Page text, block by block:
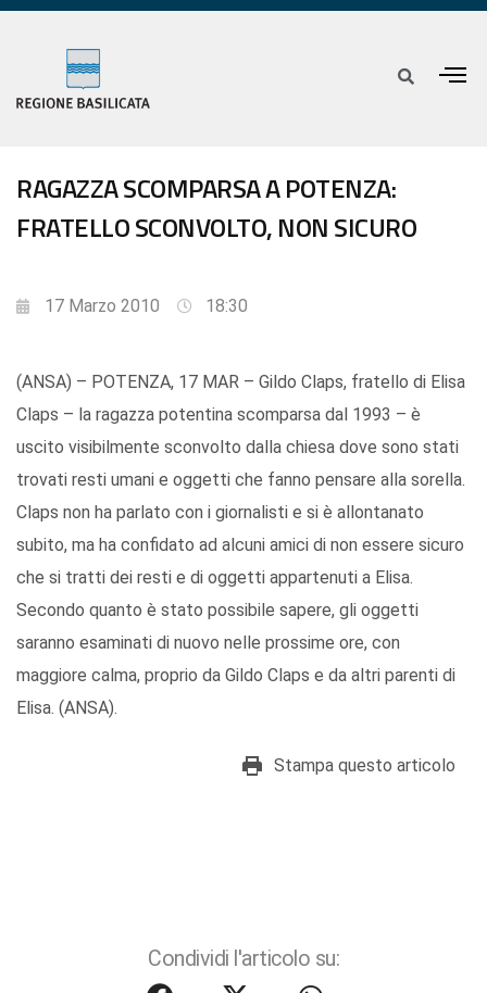
RAGAZZA SCOMPARSA A POTENZA:
FRATELLO SCONVOLTO, NON SICURO
17 Marzo 2010 18:30
(ANSA) – POTENZA, 17 MAR – Gildo Claps, fratello di Elisa
Claps – la ragazza potentina scomparsa dal 1993 – è
uscito visibilmente sconvolto dalla chiesa dove sono stati
trovati resti umani e oggetti che fanno pensare alla sorella.
Claps non ha parlato con i giornalisti e si è allontanato
subito, ma ha confidato ad alcuni amici di non essere sicuro
che si tratti dei resti e di oggetti appartenuti a Elisa.
Secondo quanto è stato possibile sapere, gli oggetti
saranno esaminati di nuovo nelle prossime ore, con
maggiore calma, proprio da Gildo Claps e da altri parenti di
Elisa. (ANSA).
Stampa questo articolo
Condividi l'articolo su: